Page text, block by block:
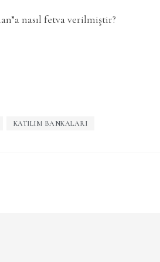
nasıl fetva verilmiştir?
KATILIM BANKALARI